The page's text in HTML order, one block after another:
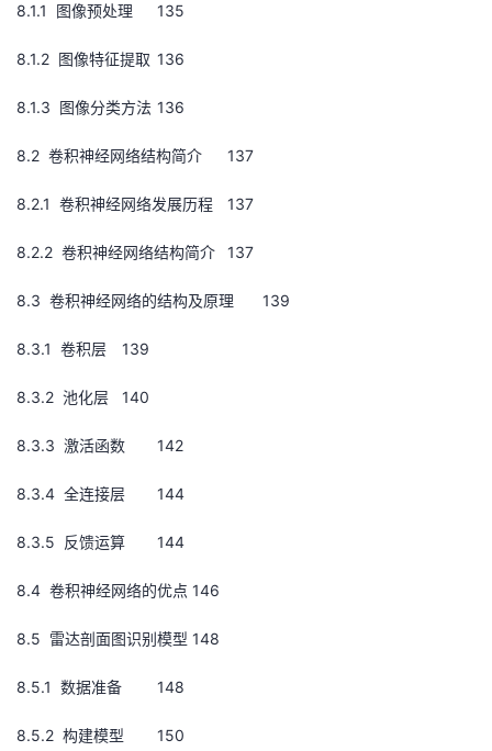
8.1.1 图像预处理 135
8.1.2 图像特征提取 136
8.1.3 图像分类方法 136
8.2 卷积神经网络结构简介 137
8.2.1 卷积神经网络发展历程 137
8.2.2 卷积神经网络结构简介 137
8.3 卷积神经网络的结构及原理 139
8.3.1 卷积层 139
8.3.2 池化层 140
8.3.3 激活函数 142
8.3.4 全连接层 144
8.3.5 反馈运算 144
8.4 卷积神经网络的优点 146
8.5 雷达剖面图识别模型 148
8.5.1 数据准备 148
8.5.2 构建模型 150